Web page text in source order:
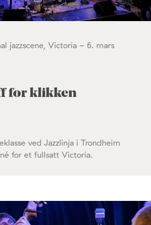
jazzscene, Victoria - 6. mars
for klikken
ved Jazzlinja i Trondheim
for et fullsatt Victoria.